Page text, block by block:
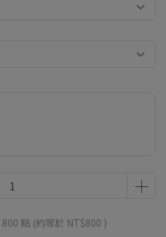
800 點 (約等於 NT$800 )